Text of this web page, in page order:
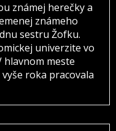
známej herečky a
známeho
sestru Žofku.
univerzite vo
hlavnom meste
roka pracovala